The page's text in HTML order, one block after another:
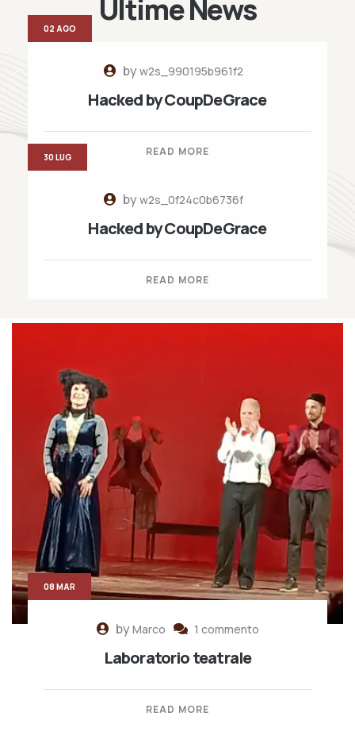
Ultime News
byw2s_990195b961f2
Hacked by CoupDeGrace
READ MORE
02 AGO
byw2s_0f24c0b6736f
Hacked by CoupDeGrace
READ MORE
30 LUG
byMarco 1 commento
Laboratorio teatrale
READ MORE
08 MAR